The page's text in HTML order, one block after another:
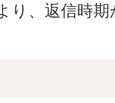
り、返信時